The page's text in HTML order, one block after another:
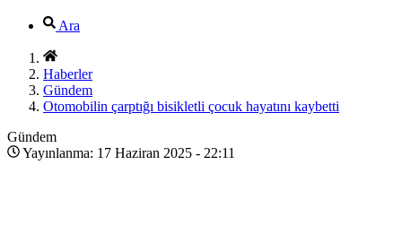
Ara
Haberler
Gündem
Otomobilin çarptığı bisikletli çocuk hayatını kaybetti
Gündem
Yayınlanma: 17 Haziran 2025 - 22:11